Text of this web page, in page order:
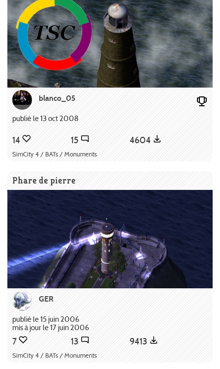
blanco_05
publié le 13 oct 2008
14 15 4604
SimCity 4 / BATs / Monuments
Phare de pierre
GER
publié le 15 juin 2006
mis à jour le 17 juin 2006
7 13 9413
SimCity 4 / BATs / Monuments